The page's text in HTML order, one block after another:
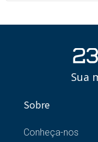
Sua
Sobre
Conheça-nos